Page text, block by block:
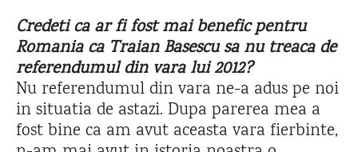
Credeti ca ar fi fost mai benefic pentru
Romania ca Traian Basescu sa nu treaca de
referendumul din vara lui 2012?
Nu referendumul din vara ne-a adus pe noi
in situatia de astazi. Dupa parerea mea a
fost bine ca am avut aceasta vara fierbinte,